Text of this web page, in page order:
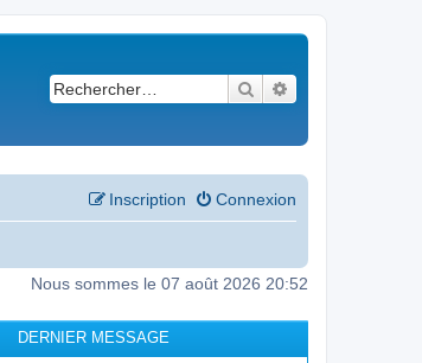
Rechercher
Connexion
Inscription
Nous sommes le 07 août 2026 20:52
DERNIER MESSAGE